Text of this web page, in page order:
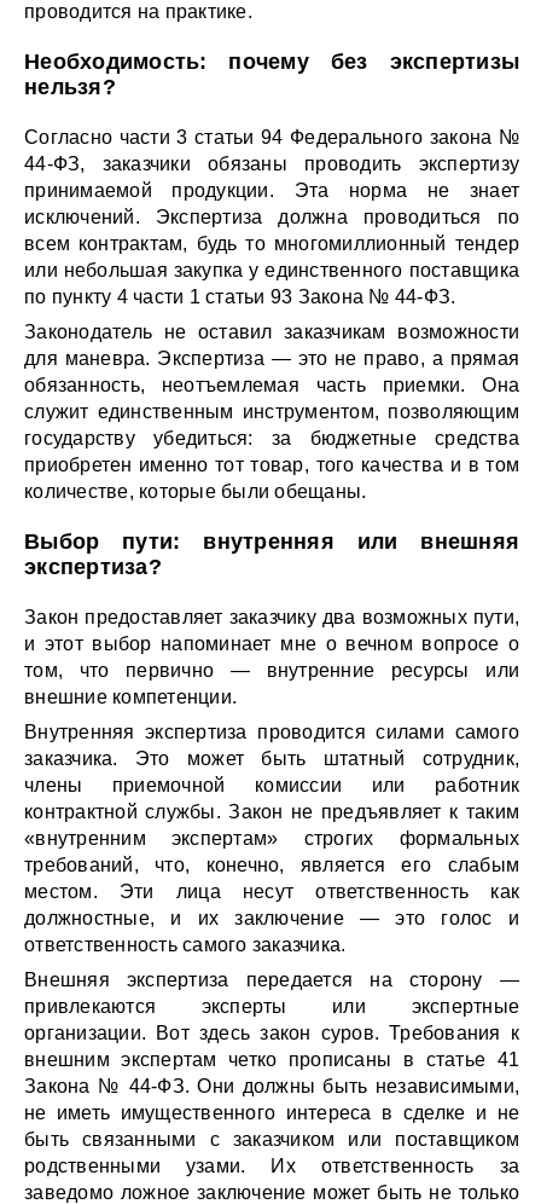
проводится на практике.
Необходимость: почему без экспертизы
нельзя?
Согласно части 3 статьи 94 Федерального закона №
44-ФЗ, заказчики обязаны проводить экспертизу
принимаемой продукции. Эта норма не знает
исключений. Экспертиза должна проводиться по
всем контрактам, будь то многомиллионный тендер
или небольшая закупка у единственного поставщика
по пункту 4 части 1 статьи 93 Закона № 44-ФЗ.
Законодатель не оставил заказчикам возможности
для маневра. Экспертиза — это не право, а прямая
обязанность, неотъемлемая часть приемки. Она
служит единственным инструментом, позволяющим
государству убедиться: за бюджетные средства
приобретен именно тот товар, того качества и в том
количестве, которые были обещаны.
Выбор пути: внутренняя или внешняя
экспертиза?
Закон предоставляет заказчику два возможных пути,
и этот выбор напоминает мне о вечном вопросе о
том, что первично — внутренние ресурсы или
внешние компетенции.
Внутренняя экспертиза проводится силами самого
заказчика. Это может быть штатный сотрудник,
члены приемочной комиссии или работник
контрактной службы. Закон не предъявляет к таким
«внутренним экспертам» строгих формальных
требований, что, конечно, является его слабым
местом. Эти лица несут ответственность как
должностные, и их заключение — это голос и
ответственность самого заказчика.
Внешняя экспертиза передается на сторону —
привлекаются эксперты или экспертные
организации. Вот здесь закон суров. Требования к
внешним экспертам четко прописаны в статье 41
Закона № 44-ФЗ. Они должны быть независимыми,
не иметь имущественного интереса в сделке и не
быть связанными с заказчиком или поставщиком
родственными узами. Их ответственность за
заведомо ложное заключение может быть не только